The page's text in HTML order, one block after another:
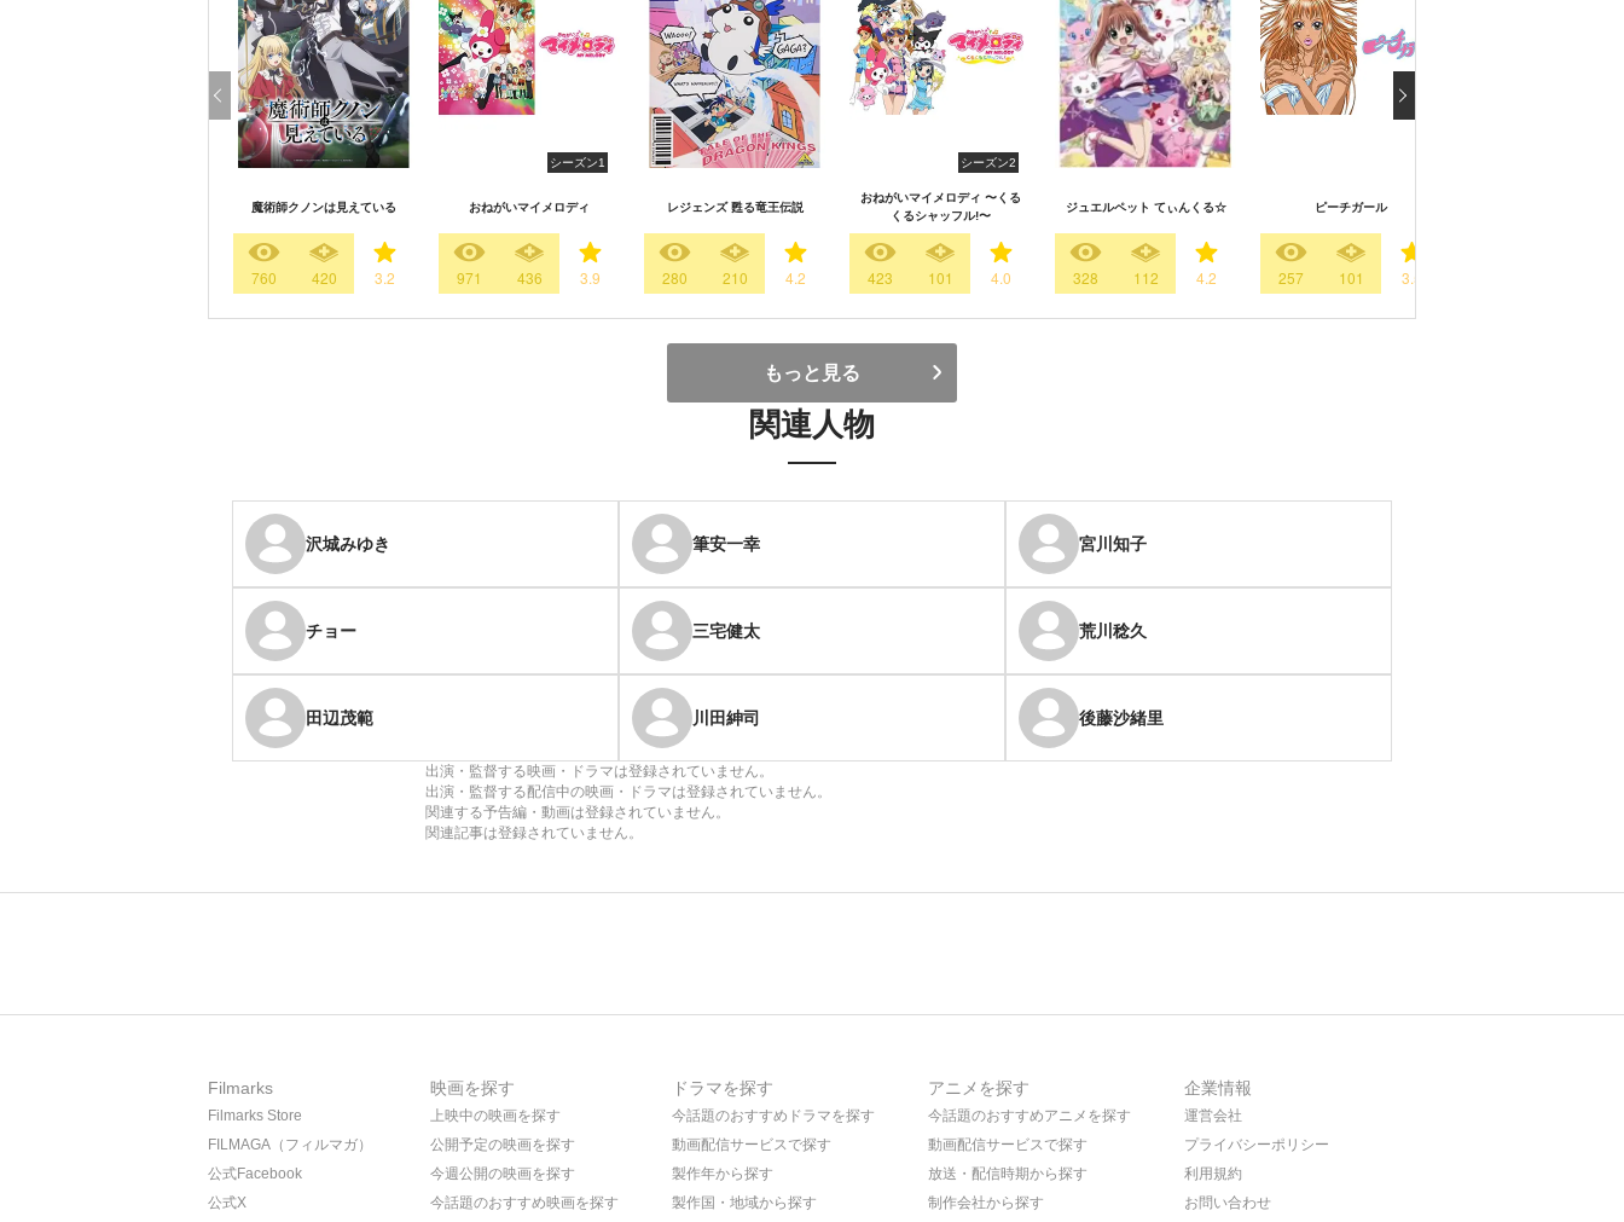
魔術師クノンは見えている
760 420 3.2
シーズン1
おねがいマイメロディ
971 436 3.9
レジェンズ 甦る竜王伝説
280 210 4.2
シーズン2
おねがいマイメロディ 〜くる
くるシャッフル!〜
423 101 4.0
ジュエルペット てぃんくる☆
328 112 4.2
ピーチガール
257 101 3.5
もっと見る
関連人物
沢城みゆき 筆安一幸 宮川知子
チョー 三宅健太 荒川稔久
田辺茂範 川田紳司 後藤沙緒里
出演・監督する映画・ドラマは登録されていません。
出演・監督する配信中の映画・ドラマは登録されていません。
関連する予告編・動画は登録されていません。
関連記事は登録されていません。
Filmarks
Filmarks Store
FILMAGA（フィルマガ）
公式Facebook
公式X
映画を探す
上映中の映画を探す
公開予定の映画を探す
今週公開の映画を探す
今話題のおすすめ映画を探す
ドラマを探す
今話題のおすすめドラマを探す
動画配信サービスで探す
製作年から探す
製作国・地域から探す
アニメを探す
今話題のおすすめアニメを探す
動画配信サービスで探す
放送・配信時期から探す
制作会社から探す
企業情報
運営会社
プライバシーポリシー
利用規約
お問い合わせ